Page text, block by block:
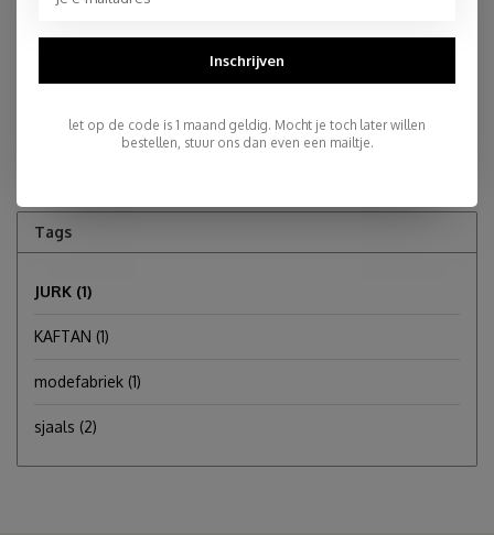
Hanneke Tsujimaru
Tags
JURK (1)
KAFTAN (1)
modefabriek (1)
sjaals (2)
Inschrijven
let op de code is 1 maand geldig. Mocht je toch later willen
bestellen, stuur ons dan even een mailtje.